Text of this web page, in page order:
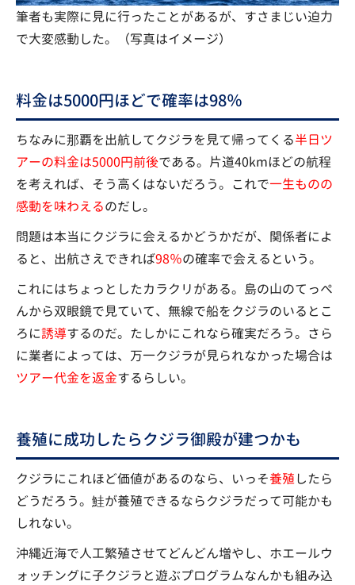
筆者も実際に見に行ったことがあるが、すさまじい迫力
で大変感動した。（写真はイメージ）
料金は5000円ほどで確率は98％
ちなみに那覇を出航してクジラを見て帰ってくる半日ツ
アーの料金は5000円前後である。片道40kmほどの航程
を考えれば、そう高くはないだろう。これで一生ものの
感動を味わえるのだし。
問題は本当にクジラに会えるかどうかだが、関係者によ
ると、出航さえできれば98％の確率で会えるという。
これにはちょっとしたカラクリがある。島の山のてっぺ
んから双眼鏡で見ていて、無線で船をクジラのいるとこ
ろに誘導するのだ。たしかにこれなら確実だろう。さら
に業者によっては、万一クジラが見られなかった場合は
ツアー代金を返金するらしい。
養殖に成功したらクジラ御殿が建つかも
クジラにこれほど価値があるのなら、いっそ養殖したら
どうだろう。鮭が養殖できるならクジラだって可能かも
しれない。
沖縄近海で人工繁殖させてどんどん増やし、ホエールウ
ォッチングに子クジラと遊ぶプログラムなんかも組み込